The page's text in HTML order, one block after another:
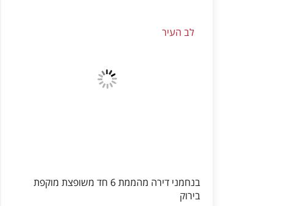
לב העיר
בנחמני דירה מהממת 6 חד משופצת מוקפת
בירוק